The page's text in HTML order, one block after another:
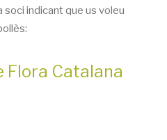
soci indicant que us voleu
Flora Catalana